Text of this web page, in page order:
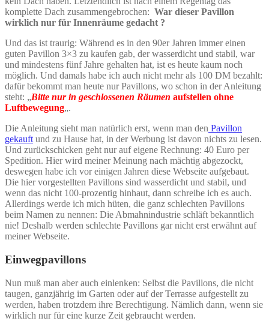
komplette Dach zusammengebrochen: War dieser Pavillon
wirklich nur für Innenräume gedacht ?
Und das ist traurig: Während es in den 90er Jahren immer einen
guten Pavillon 3×3 zu kaufen gab, der wasserdicht und stabil, war
und mindestens fünf Jahre gehalten hat, ist es heute kaum noch
möglich. Und damals habe ich auch nicht mehr als 100 DM bezahlt:
dafür bekommt man heute nur Pavillons, wo schon in der Anleitung
steht: „Bitte nur in geschlossenen Räumen aufstellen ohne
Luftbewegung„.
Die Anleitung sieht man natürlich erst, wenn man den Pavillon
gekauftund zu Hause hat, in der Werbung ist davon nichts zu lesen.
Und zurückschicken geht nur auf eigene Rechnung: 40 Euro per
Spedition. Hier wird meiner Meinung nach mächtig abgezockt,
deswegen habe ich vor einigen Jahren diese Webseite aufgebaut.
Die hier vorgestellten Pavillons sind wasserdicht und stabil, und
wenn das nicht 100-prozentig hinhaut, dann schreibe ich es auch.
Allerdings werde ich mich hüten, die ganz schlechten Pavillons
beim Namen zu nennen: Die Abmahnindustrie schläft bekanntlich
nie! Deshalb werden schlechte Pavillons gar nicht erst erwähnt auf
meiner Webseite.
Einwegpavillons
Nun muß man aber auch einlenken: Selbst die Pavillons, die nicht
taugen, ganzjährig im Garten oder auf der Terrasse aufgestellt zu
werden, haben trotzdem ihre Berechtigung. Nämlich dann, wenn sie
wirklich nur für eine kurze Zeit gebraucht werden.